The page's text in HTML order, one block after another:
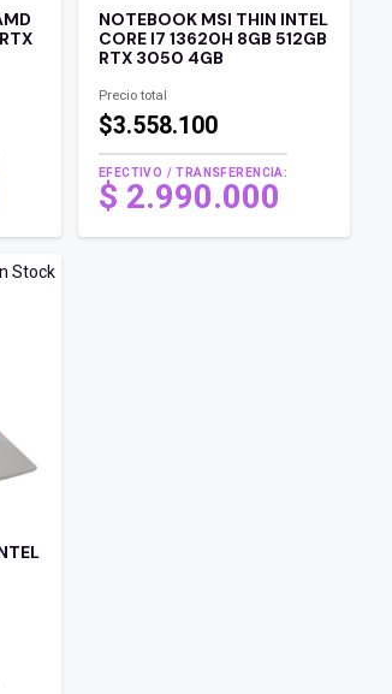
NOTEBOOK MSI THIN INTEL
CORE I7 13620H 8GB 512GB
RTX 3050 4GB
Precio total
$3.558.100
EFECTIVO / TRANSFERENCIA:
$ 2.990.000
Stock